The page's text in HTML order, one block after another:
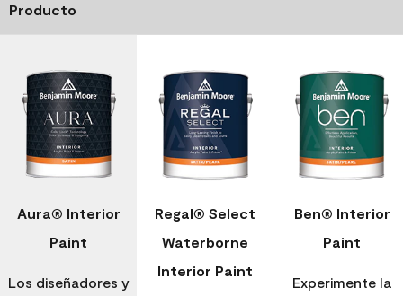
Producto
Aura® Interior
Paint
Los diseñadores y
Regal® Select
Waterborne
Interior Paint
Ben® Interior
Paint
Experimente la